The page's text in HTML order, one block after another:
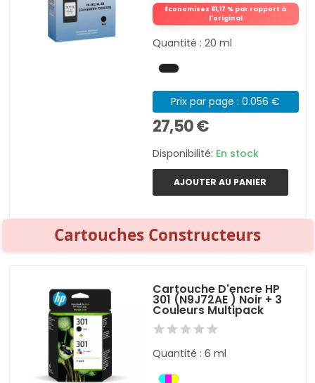
Économisez 81,17 % par rapport à
l'original
Quantité : 20 ml
Prix par page : 0.056 €
27,50 €
Disponibilité: En stock
AJOUTER AU PANIER
Cartouches Constructeurs
Cartouche D'encre HP
301 (N9J72AE ) Noir + 3
Couleurs Multipack
Quantité : 6 ml